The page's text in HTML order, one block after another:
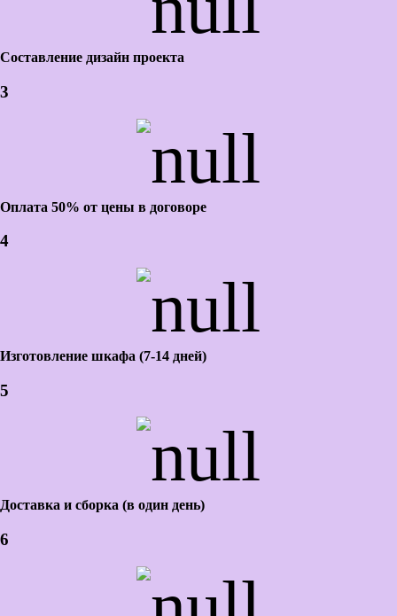
Составление дизайн проекта
3
Оплата 50% от цены в договоре
4
Изготовление шкафа (7-14 дней)
5
Доставка и сборка (в один день)
6